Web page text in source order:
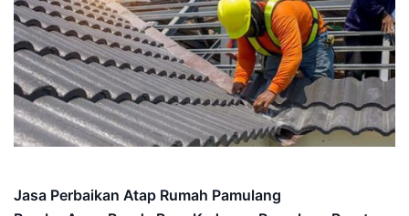
Jasa Perbaikan Atap Rumah Pamulang